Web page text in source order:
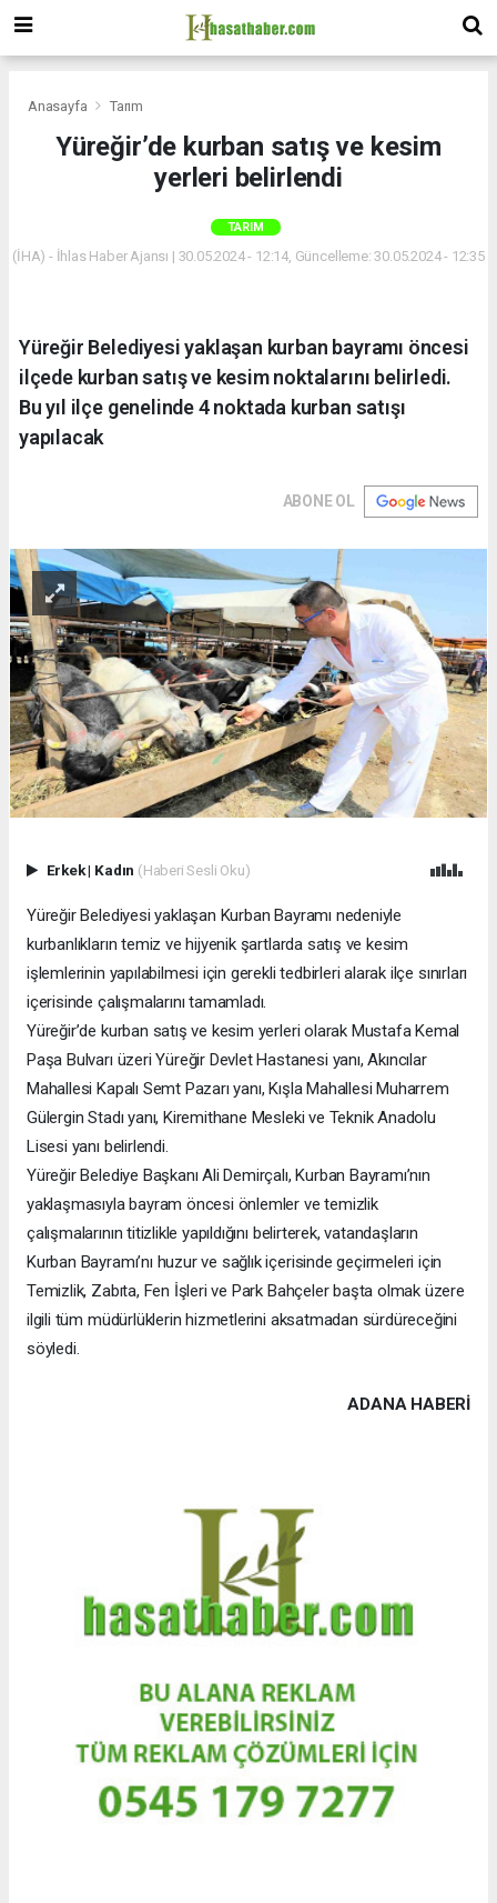
Anasayfa Tarım
Yüreğir’de kurban satış ve kesim
yerleri belirlendi
TARIM
(İHA) - İhlas Haber Ajansı | 30.05.2024 - 12:14, Güncelleme: 30.05.2024 - 12:35
Yüreğir Belediyesi yaklaşan kurban bayramı öncesi
ilçede kurban satış ve kesim noktalarını belirledi.
Bu yıl ilçe genelinde 4 noktada kurban satışı
yapılacak
ABONE OL
Erkek| Kadın (Haberi Sesli Oku)
Yüreğir Belediyesi yaklaşan Kurban Bayramı nedeniyle
kurbanlıkların temiz ve hijyenik şartlarda satış ve kesim
işlemlerinin yapılabilmesi için gerekli tedbirleri alarak ilçe sınırları
içerisinde çalışmalarını tamamladı.
Yüreğir’de kurban satış ve kesim yerleri olarak Mustafa Kemal
Paşa Bulvarı üzeri Yüreğir Devlet Hastanesi yanı, Akıncılar
Mahallesi Kapalı Semt Pazarı yanı, Kışla Mahallesi Muharrem
Gülergin Stadı yanı, Kiremithane Mesleki ve Teknik Anadolu
Lisesi yanı belirlendi.
Yüreğir Belediye Başkanı Ali Demirçalı, Kurban Bayramı’nın
yaklaşmasıyla bayram öncesi önlemler ve temizlik
çalışmalarının titizlikle yapıldığını belirterek, vatandaşların
Kurban Bayramı’nı huzur ve sağlık içerisinde geçirmeleri için
Temizlik, Zabıta, Fen İşleri ve Park Bahçeler başta olmak üzere
ilgili tüm müdürlüklerin hizmetlerini aksatmadan sürdüreceğini
söyledi.
ADANA HABERİ